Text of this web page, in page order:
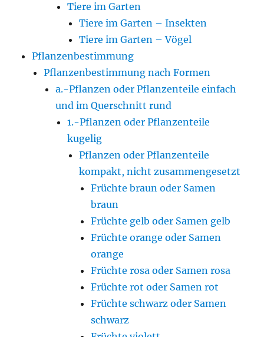
Tiere im Garten
Tiere im Garten – Insekten
Tiere im Garten – Vögel
Pflanzenbestimmung
Pflanzenbestimmung nach Formen
a.-Pflanzen oder Pflanzenteile einfach
und im Querschnitt rund
1.-Pflanzen oder Pflanzenteile
kugelig
Pflanzen oder Pflanzenteile
kompakt, nicht zusammengesetzt
Früchte braun oder Samen
braun
Früchte gelb oder Samen gelb
Früchte orange oder Samen
orange
Früchte rosa oder Samen rosa
Früchte rot oder Samen rot
Früchte schwarz oder Samen
schwarz